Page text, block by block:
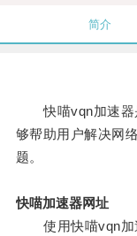
简介
快喵vqn加速器
够帮助用户解决网
题。
快喵加速器网址
使用快喵vqn加